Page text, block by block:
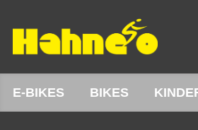
E-BIKES BIKES